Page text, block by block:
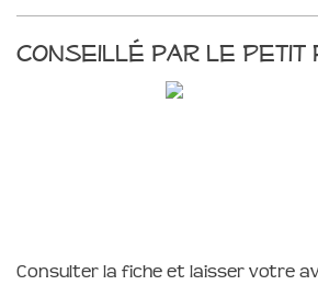
Conseillé par le Petit
Consulter la fiche et laisser votre